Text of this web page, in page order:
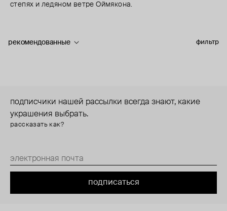
степях и ледяном ветре Оймякона.
фильтр
рекомендованные
подписчики нашей рассылки всегда знают, какие
украшения выбрать.
рассказать как?
подписаться